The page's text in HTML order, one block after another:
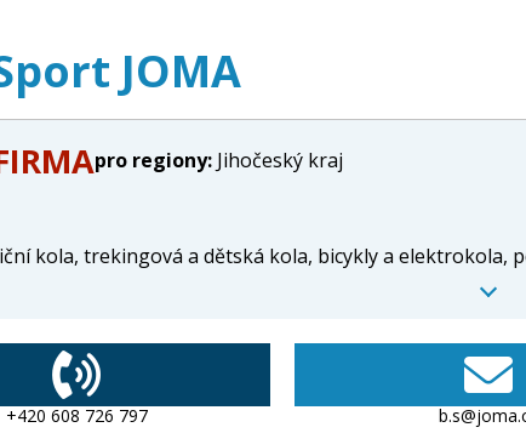
JOMA
pro regiony: Jihočeský kraj
kola, trekingová a dětská kola, bicykly a elektrokola,
+420 608 726 797